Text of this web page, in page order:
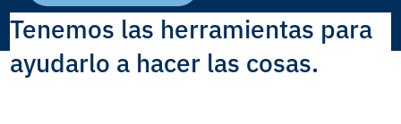
Tenemos las herramientas para
ayudarlo a hacer las cosas.